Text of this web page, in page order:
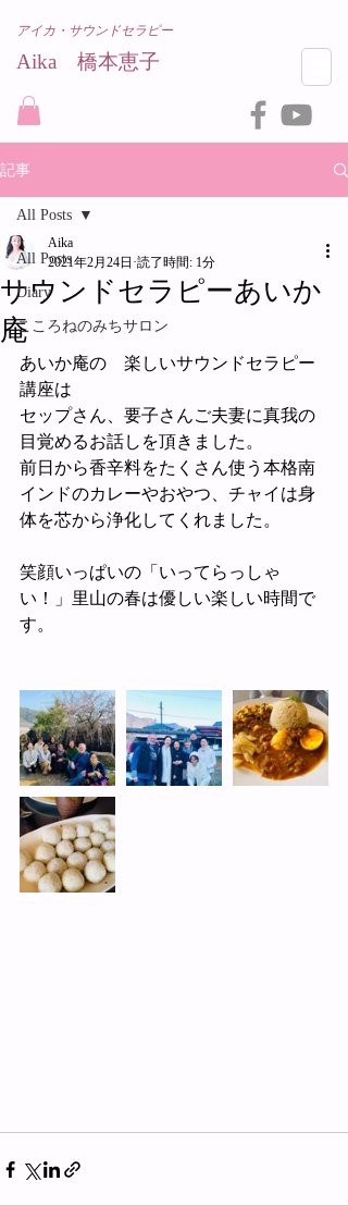
Aika 橋本恵子​
アイカ・サウンドセラピー
記事
All Posts
Diary
こころねのみちサロン
All Posts
サウンドセラピーあいか
庵
Aika
2021年2月24日 読了時間: 1分
あいか庵の　楽しいサウンドセラピー
講座は
セップさん、要子さんご夫妻に真我の
目覚めるお話しを頂きました。
前日から香辛料をたくさん使う本格南
インドのカレーやおやつ、チャイは身
体を芯から浄化してくれました。
笑顔いっぱいの「いってらっしゃ
い！」里山の春は優しい楽しい時間で
す。